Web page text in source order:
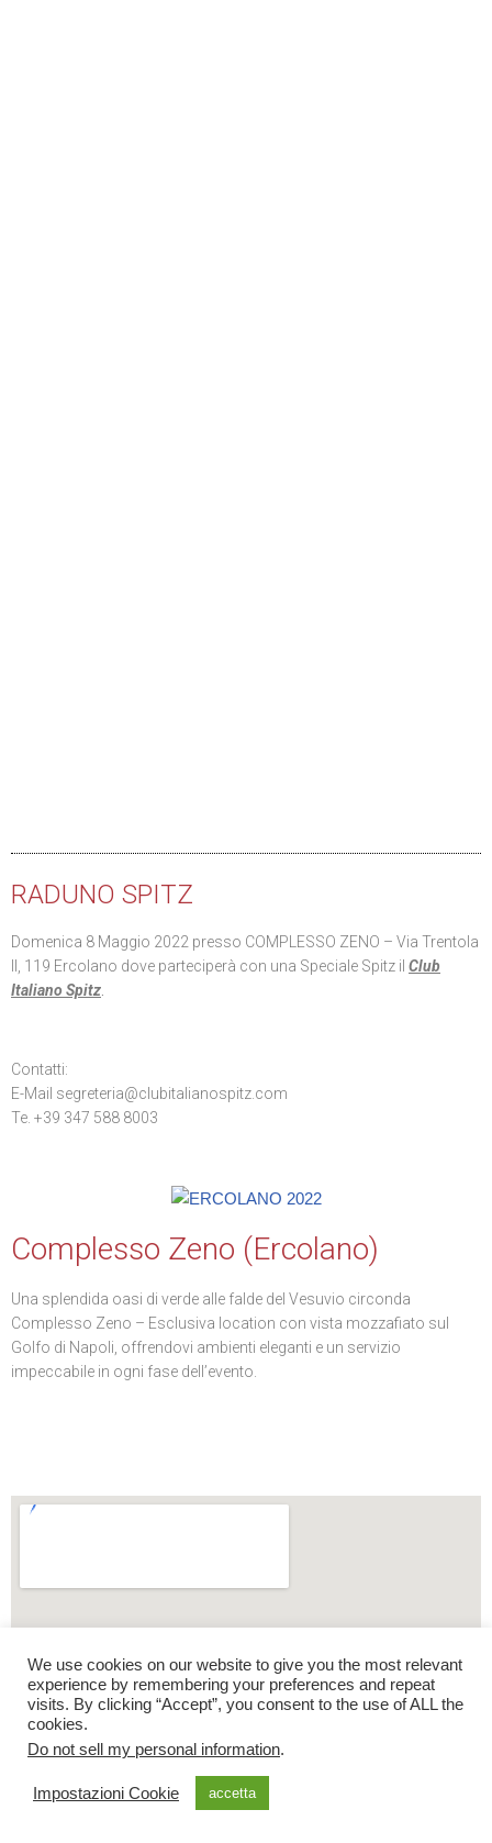
RADUNO SPITZ
Domenica 8 Maggio 2022 presso COMPLESSO ZENO – Via Trentola
II, 119 Ercolano dove parteciperà con una Speciale Spitz il Club
Italiano Spitz
Contatti:
E-Mail segreteria@clubitalianospitz.com
Te. +39 347 588 8003
Complesso Zeno (Ercolano)
Una splendida oasi di verde alle falde del Vesuvio circonda
Complesso Zeno – Esclusiva location con vista mozzafiato sul
Golfo di Napoli, offrendovi ambienti eleganti e un servizio
impeccabile in ogni fase dell’evento.
We use cookies on our website to give you the most relevant
experience by remembering your preferences and repeat
visits. By clicking “Accept”, you consent to the use of ALL the
cookies.
Do not sell my personal information.
Impostazioni Cookie accetta